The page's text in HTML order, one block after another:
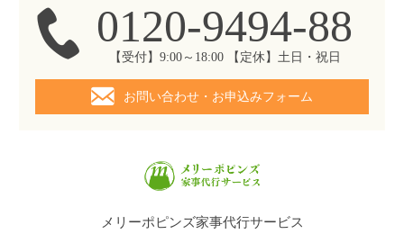
0120-9494-88
【受付】9:00～18:00 【定休】土日・祝日
お問い合わせ・お申込みフォーム
メリーポピンズ家事代行サービス